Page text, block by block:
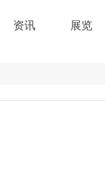
资讯 展览